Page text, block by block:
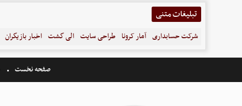
تبلیغات متنی
شرکت حسابداری آمار کرونا طراحی سایت الی گشت اخبار بازیگران
صفحه نخست